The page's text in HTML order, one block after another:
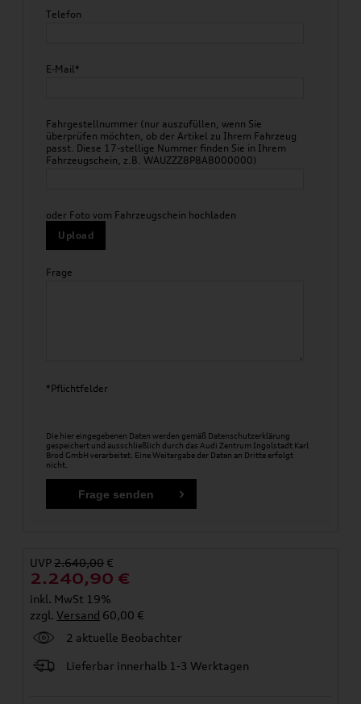
Telefon
E-Mail*
Fahrgestellnummer (nur auszufüllen, wenn Sie
überprüfen möchten, ob der Artikel zu Ihrem Fahrzeug
passt. Diese 17-stellige Nummer finden Sie in Ihrem
Fahrzeugschein, z.B. WAUZZZ8P8AB000000)
oder Foto vom Fahrzeugschein hochladen
Upload
Frage
*Pflichtfelder
Die hier eingegebenen Daten werden gemäß Datenschutzerklärung
gespeichert und ausschließlich durch das Audi Zentrum Ingolstadt Karl
Brod GmbH verarbeitet. Eine Weitergabe der Daten an Dritte erfolgt
nicht.
UVP2.640,00 €
2.240,90 €
inkl. MwSt 19%
zzgl.Versand 60,00 €
2 aktuelle Beobachter
Lieferbar innerhalb 1-3 Werktagen